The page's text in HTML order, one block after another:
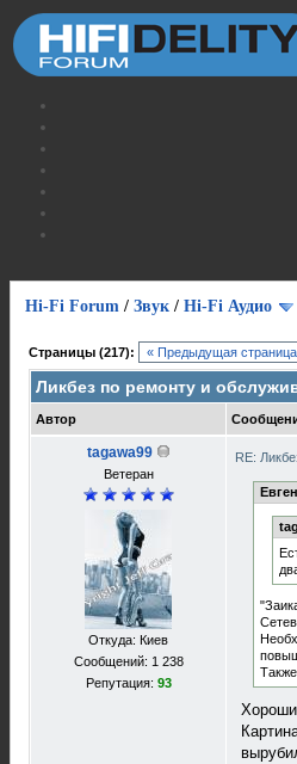
Hi-Fi Forum / Звук / Hi-Fi Аудио
Страницы (217): « Предыдущая страница
Ликбез по ремонту и
Автор
tagawa99
Ветеран
Откуда: Киев
Сообщений: 1 238
Репутация: 93
RE:
Также